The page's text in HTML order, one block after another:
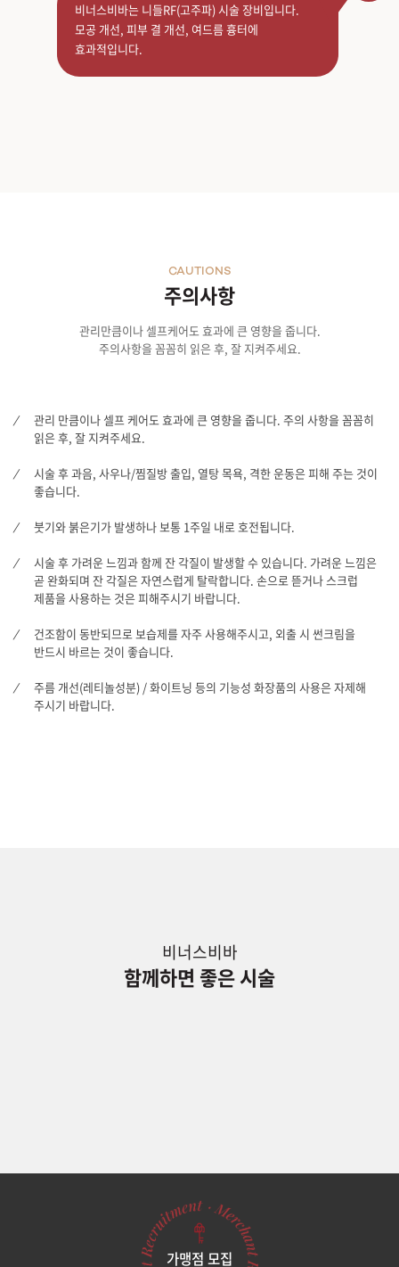
비너스비바는 니들RF(고주파) 시술 장비입니다.
모공 개선, 피부 결 개선, 여드름 흉터에
효과적입니다.
주의사항
CAUTIONS
관리만큼이나 셀프케어도 효과에 큰 영향을 줍니다.
주의사항을 꼼꼼히 읽은 후, 잘 지켜주세요.
관리 만큼이나 셀프 케어도 효과에 큰 영향을 줍니다. 주의 사항을 꼼꼼히
읽은 후, 잘 지켜주세요.
시술 후 과음, 사우나/찜질방 출입, 열탕 목욕, 격한 운동은 피해 주는 것이
좋습니다.
붓기와 붉은기가 발생하나 보통 1주일 내로 호전됩니다.
시술 후 가려운 느낌과 함께 잔 각질이 발생할 수 있습니다. 가려운 느낌은
곧 완화되며 잔 각질은 자연스럽게 탈락합니다. 손으로 뜯거나 스크럽
제품을 사용하는 것은 피해주시기 바랍니다.
건조함이 동반되므로 보습제를 자주 사용해주시고, 외출 시 썬크림을
반드시 바르는 것이 좋습니다.
주름 개선(레티놀성분) / 화이트닝 등의 기능성 화장품의 사용은 자제해
주시기 바랍니다.
비너스비바
함께하면 좋은 시술
가맹점 모집